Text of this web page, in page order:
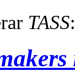
TASS: